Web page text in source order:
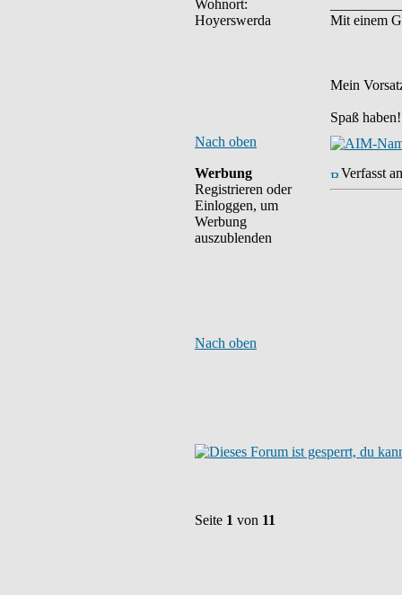
Wohnort:
Hoyerswerda
Mit einem
Mein
Spaß
Nach oben
Werbung
Registrieren oder
Einloggen, um
Werbung
auszublenden
Verfasst
Nach oben
Seite 1 von 11